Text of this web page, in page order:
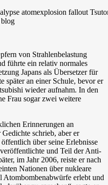
von Strahlenbelastung
führte ein relativ normales
Japans als Übersetzer für
später an einer Schule, bevor er
wieder aufnahm. In den
Frau sogar zwei weitere
Erinnerungen an
schrieb, aber er
über seine Erlebnisse
und Teil der Anti-
im Jahr 2006, reiste er nach
Nationen über nukleare
erlebt und